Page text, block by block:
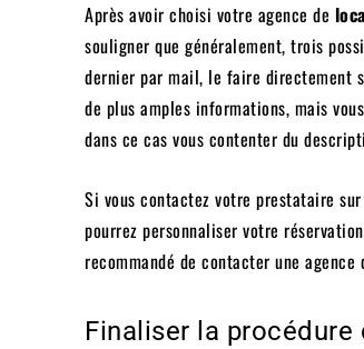
Après avoir choisi votre agence de
souligner que généralement, trois
dernier par mail, le faire directement
de plus amples informations, mais
dans ce cas vous contenter du
Si vous contactez votre prestataire
pourrez personnaliser votre
recommandé de contacter une
Finaliser la